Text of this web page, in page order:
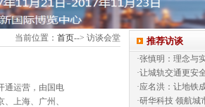
当前位置： 首页--> 访谈会堂
通运营，由国电
上海、广州、
推荐访谈
·张慎明：理念与
·让城轨交通更安
·应名洪：让地铁
·研华科技 领航城